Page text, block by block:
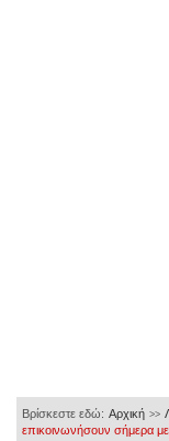
Βρίσκεστε εδώ: Αρχική >>
επικοινωνήσουν σήμερα